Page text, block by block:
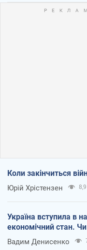
Коли закінчиться
Юрій Хрістензен 8,9
Україна вступила в
економічний стан. Чи
Вадим Денисенко